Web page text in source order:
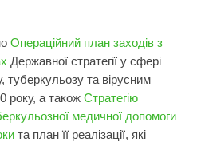
Операційний план заходів з
Державної стратегії у сфері
туберкульозу та вірусним
року, а також Стратегію
медичної допомоги
та план її реалізації, які